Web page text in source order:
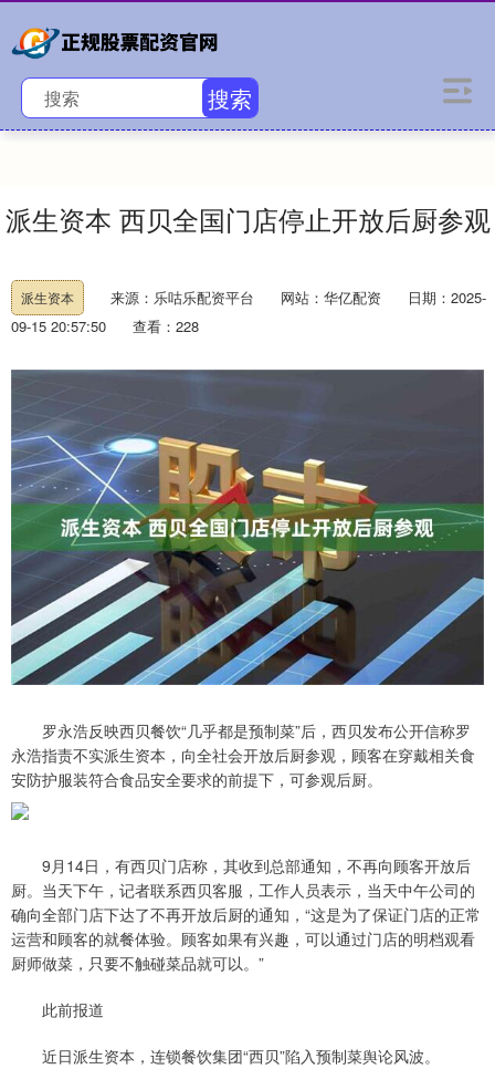
搜索
派生资本 西贝全国门店停止开放后厨参观
派生资本 来源：乐咕乐配资平台 网站：华亿配资
日期：2025-
09-15 20:57:50
查看：228
罗永浩反映西贝餐饮“几乎都是预制菜”后，西贝发布公开信称罗
永浩指责不实派生资本，向全社会开放后厨参观，顾客在穿戴相关食
安防护服装符合食品安全要求的前提下，可参观后厨。
9月14日，有西贝门店称，其收到总部通知，不再向顾客开放后
厨。当天下午，记者联系西贝客服，工作人员表示，当天中午公司的
确向全部门店下达了不再开放后厨的通知，“这是为了保证门店的正常
运营和顾客的就餐体验。顾客如果有兴趣，可以通过门店的明档观看
厨师做菜，只要不触碰菜品就可以。”
此前报道
近日派生资本，连锁餐饮集团“西贝”陷入预制菜舆论风波。